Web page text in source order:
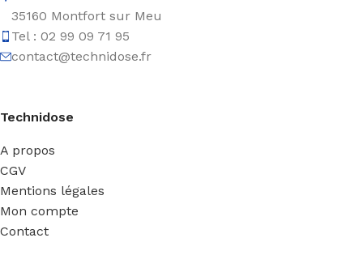
35160 Montfort sur Meu
Tel : 02 99 09 71 95
contact@technidose.fr
Technidose
A propos
CGV
Mentions légales
Mon compte
Contact